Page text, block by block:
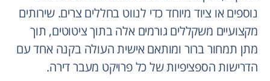
נוספים או ציוד מיוחד כדי לנווט בחללים צרים. שירותים
מקצועיים משקללים גורמים אלה בתוך ציטוטים, תוך
מתן תמחור ברור ומותאם אישית העולה בקנה אחד עם
הדרישות הספציפיות של כל פרויקט מעבר דירה.